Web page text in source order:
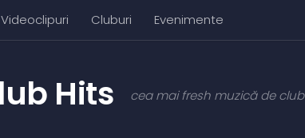
Videoclipuri Cluburi Evenimente
cea mai fresh muzică de club